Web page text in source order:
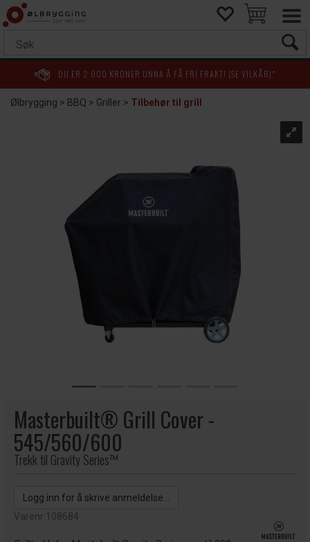
DU ER 2 000 KRONER UNNA Å FÅ FRI FRAKT! (SE VILKÅR)*
Ølbrygging>BBQ>Griller>Tilbehør til grill
Masterbuilt® Grill Cover -
545/560/600
Trekk til Gravity Series™
Logg inn for å skrive anmeldelse...
Varenr:108684